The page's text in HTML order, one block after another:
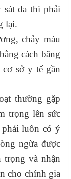
sát da thì phải
lại.
chảy máu
cách băng
cơ sở y tế gần
thường gặp
trọng lên sức
phải luôn có ý
ngừa được
trọng và nhận
cho chính gia